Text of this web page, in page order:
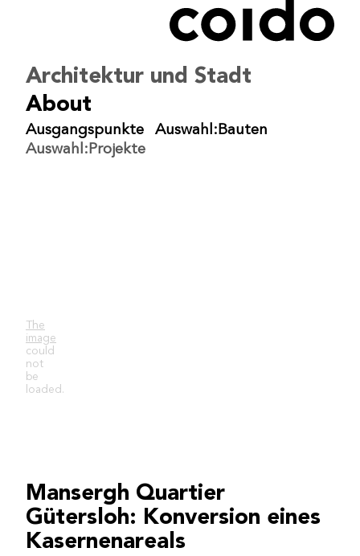
coido architects/
architektur-und-stadt
auswahl-projekte
Gütersloh
Dokumentation
Einstellungen
Architektur und Stadt
About
Ausgangspunkte Auswahl:Bauten
Auswahl:Projekte
The
image
could
not
be
loaded.
Mansergh Quartier
Gütersloh: Konversion eines
Kasernenareals